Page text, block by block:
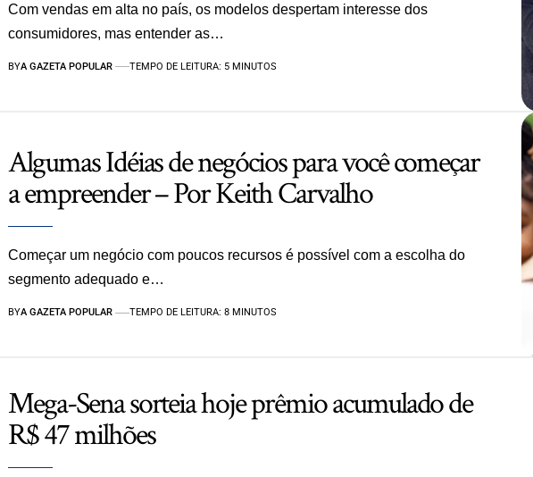
Com vendas em alta no país, os modelos despertam interesse dos
consumidores, mas entender as…
BYA GAZETA POPULAR TEMPO DE LEITURA: 5 MINUTOS
Algumas Idéias de negócios para você começar
a empreender – Por Keith Carvalho
Começar um negócio com poucos recursos é possível com a escolha do
segmento adequado e…
BYA GAZETA POPULAR TEMPO DE LEITURA: 8 MINUTOS
Mega-Sena sorteia hoje prêmio acumulado de
R$ 47 milhões